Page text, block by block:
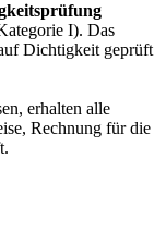
I). Das
Dichtigkeit geprüft
erhalten alle
Rechnung für die